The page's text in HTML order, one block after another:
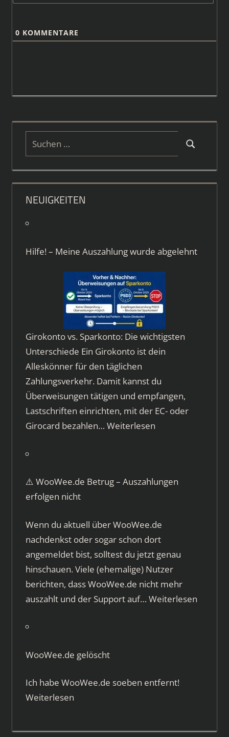
0 KOMMENTARE
Suchen
nach:
Suchen
NEUIGKEITEN
Hilfe! – Meine Auszahlung wurde abgelehnt
Girokonto vs. Sparkonto: Die wichtigsten
Unterschiede Ein Girokonto ist dein
Alleskönner für den täglichen
Zahlungsverkehr. Damit kannst du
Überweisungen tätigen und empfangen,
Lastschriften einrichten, mit der EC- oder
Girocard bezahlen… Weiterlesen
⚠️ WooWee.de Betrug – Auszahlungen
erfolgen nicht
Wenn du aktuell über WooWee.de
nachdenkst oder sogar schon dort
angemeldet bist, solltest du jetzt genau
hinschauen. Viele (ehemalige) Nutzer
berichten, dass WooWee.de nicht mehr
auszahlt und der Support auf… Weiterlesen
WooWee.de gelöscht
Ich habe WooWee.de soeben entfernt!
Weiterlesen